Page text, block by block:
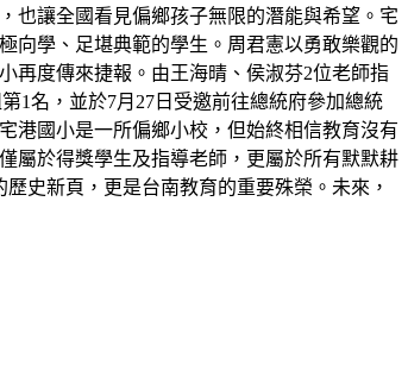
也讓全國看見偏鄉孩子無限的潛能與希望。宅
向學、足堪典範的學生。周君憲以勇敢樂觀的
再度傳來捷報。由王海晴、侯淑芬2位老師指
1名，並於7月27日受邀前往總統府參加總統
港國小是一所偏鄉小校，但始終相信教育沒有
屬於得獎學生及指導老師，更屬於所有默默耕
史新頁，更是台南教育的重要殊榮。未來，